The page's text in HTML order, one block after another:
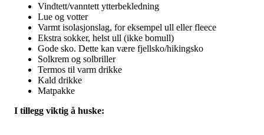
Vindtett/vanntett ytterbekledning
Lue og votter
Varmt isolasjonslag, for eksempel ull eller fleece
Ekstra sokker, helst ull (ikke bomull)
Gode sko. Dette kan være fjellsko/hikingsko
Solkrem og solbriller
Termos til varm drikke
Kald drikke
Matpakke
I tillegg viktig å huske: